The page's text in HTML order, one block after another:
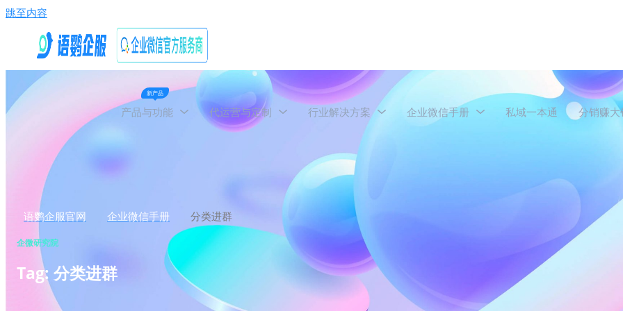
跳至内容
新产品
产品与功能 代运营与定制 行业解决方案 企业微信手册 私域一本通 分销赚大
语鹦企服官网 企业微信手册 分类进群
企微研究院
Tag: 分类进群